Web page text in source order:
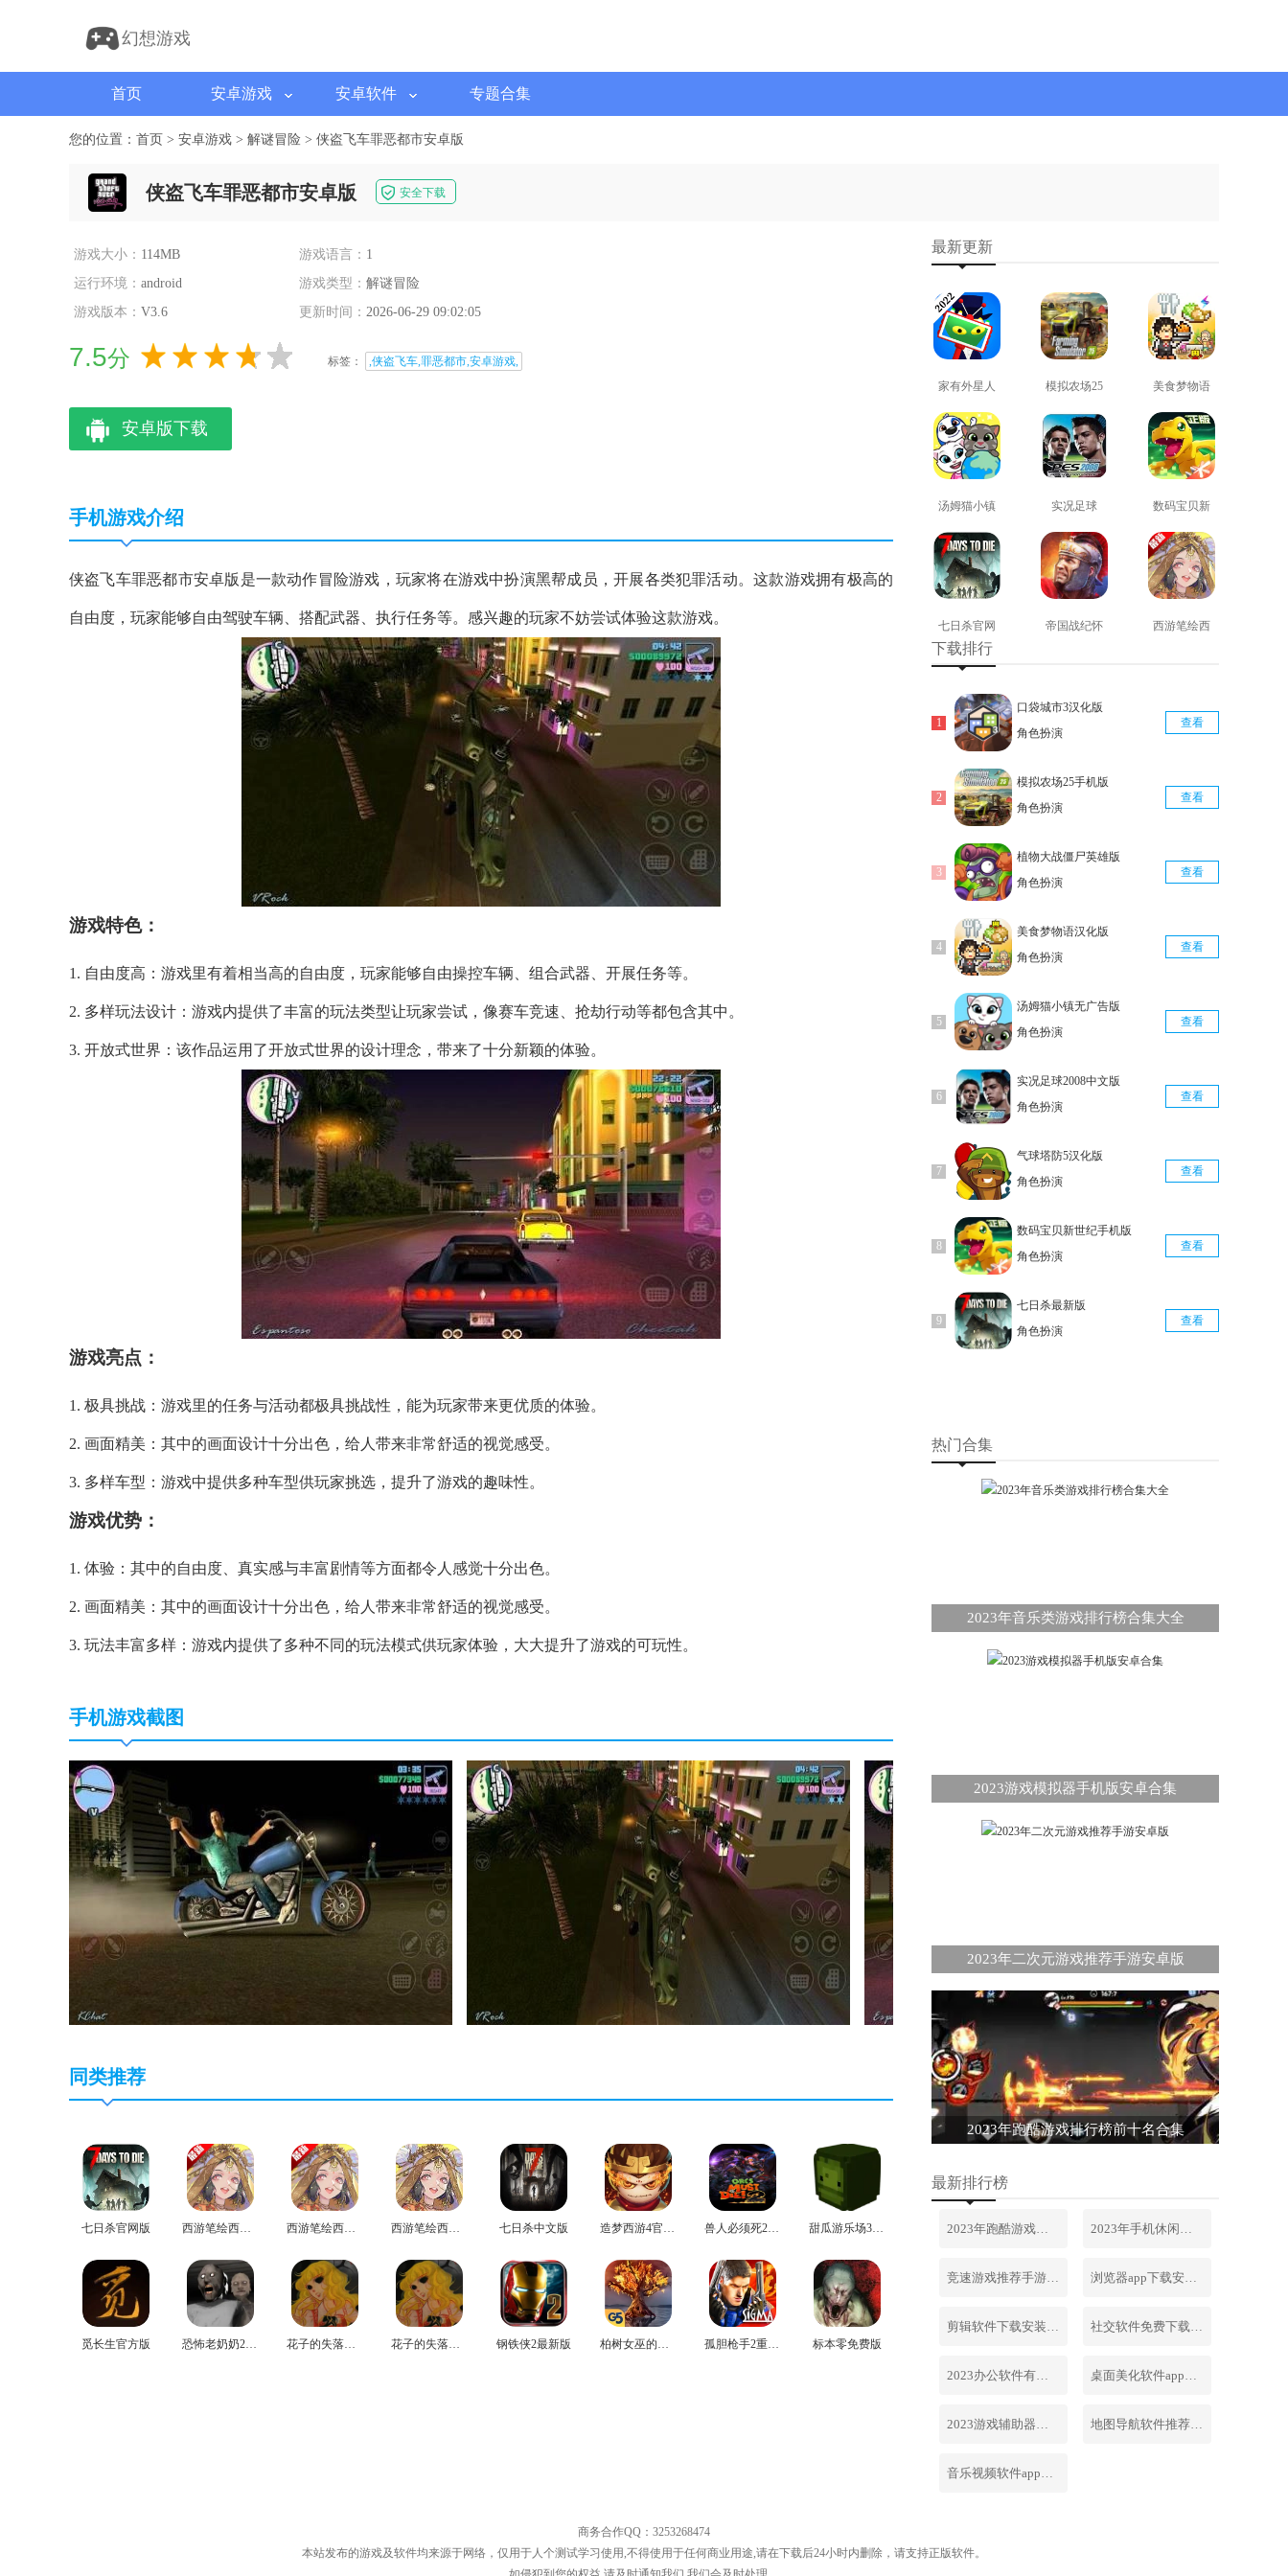
幻想游戏
首页 安卓游戏 安卓软件 专题合集
您的位置： 首页 > 安卓游戏 > 解谜冒险 > 侠盗飞车罪恶都市安卓版
侠盗飞车罪恶都市安卓版 安全下载
游戏大小： 114MB 游戏语言： 1
运行环境： android 游戏类型： 解谜冒险
游戏版本： V3.6 更新时间： 2026-06-29 09:02:05
7.5分 标签： ,侠盗飞车,罪恶都市,安卓游戏,
安卓版下载
手机游戏介绍
侠盗飞车罪恶都市安卓版是一款动作冒险游戏，玩家将在游戏中扮演黑帮成员，开展各类犯罪活动。这款游戏拥有极高的
自由度，玩家能够自由驾驶车辆、搭配武器、执行任务等。感兴趣的玩家不妨尝试体验这款游戏。
游戏特色：
1. 自由度高：游戏里有着相当高的自由度，玩家能够自由操控车辆、组合武器、开展任务等。
2. 多样玩法设计：游戏内提供了丰富的玩法类型让玩家尝试，像赛车竞速、抢劫行动等都包含其中。
3. 开放式世界：该作品运用了开放式世界的设计理念，带来了十分新颖的体验。
游戏亮点：
1. 极具挑战：游戏里的任务与活动都极具挑战性，能为玩家带来更优质的体验。
2. 画面精美：其中的画面设计十分出色，给人带来非常舒适的视觉感受。
3. 多样车型：游戏中提供多种车型供玩家挑选，提升了游戏的趣味性。
游戏优势：
1. 体验：其中的自由度、真实感与丰富剧情等方面都令人感觉十分出色。
2. 画面精美：其中的画面设计十分出色，给人带来非常舒适的视觉感受。
3. 玩法丰富多样：游戏内提供了多种不同的玩法模式供玩家体验，大大提升了游戏的可玩性。
手机游戏截图
同类推荐
七日杀官网版 西游笔绘西行免费版 西游笔绘西行手机版 西游笔绘西行官网版 七日杀中文版 造梦西游4官方版 兽人必须死2无广告版 甜瓜游乐场3d版
觅长生官方版 恐怖老奶奶2手机版 花子的失落日记免费版 花子的失落日记安卓版 钢铁侠2最新版 柏树女巫的诅咒手游免费版 孤胆枪手2重装上阵最新版 标本零免费版
最新更新
家有外星人
免费版
查看
模拟农场25
免费版
查看
美食梦物语
正版
查看
汤姆猫小镇
免费版
查看
实况足球
2008安卓版
查看
数码宝贝新
世纪免费版
查看
七日杀官网
版
查看
帝国战纪怀
西游笔绘西
下载排行
口袋城市3汉化版
角色扮演
查看
模拟农场25手机版
角色扮演
查看
植物大战僵尸英雄版
角色扮演
查看
美食梦物语汉化版
角色扮演
查看
汤姆猫小镇无广告版
角色扮演
查看
实况足球2008中文版
角色扮演
查看
气球塔防5汉化版
角色扮演
查看
数码宝贝新世纪手机版
角色扮演
查看
七日杀最新版
角色扮演
查看
热门合集
2023年音乐类游戏排行榜合集大全
2023游戏模拟器手机版安卓合集
2023年二次元游戏推荐手游安卓版
2023年跑酷游戏排行榜前十名合集
最新排行榜
2023年跑酷游戏排行榜前十名合集 2023年手机休闲游戏排行榜前十名
竞速游戏推荐手游排行榜最新2023 浏览器app下载安装免费官网
剪辑软件下载安装免费手机版 社交软件免费下载安装大全最新
2023办公软件有哪些合集软件 桌面美化软件app下载安卓版
2023游戏辅助器软件大全免费 地图导航软件推荐下载安装手机版
音乐视频软件app下载安装免费
商务合作QQ：3253268474
本站发布的游戏及软件均来源于网络，仅用于人个测试学习使用,不得使用于任何商业用途,请在下载后24小时内删除，请支持正版软件。